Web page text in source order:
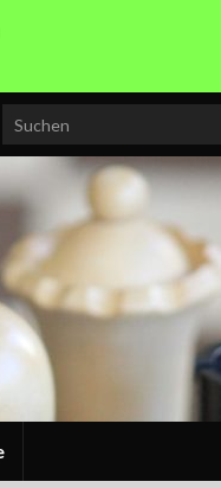
Search for: